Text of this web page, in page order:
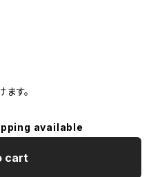
す。
available
cart